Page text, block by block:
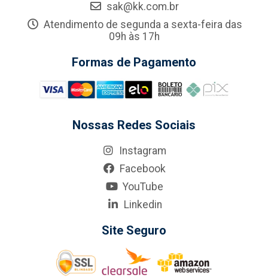
sak@kk.com.br
Atendimento de segunda a sexta-feira das
09h às 17h
Formas de Pagamento
Nossas Redes Sociais
Instagram
Facebook
YouTube
Linkedin
Site Seguro